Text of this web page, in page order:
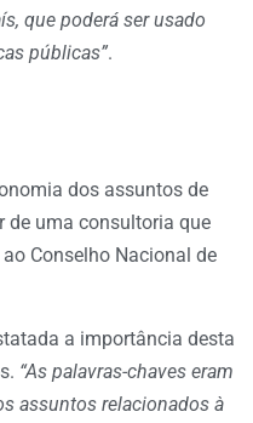
que poderá ser usado
públicas”.
dos assuntos de
uma consultoria que
Conselho Nacional de
a importância desta
“As palavras-chaves eram
assuntos relacionados à